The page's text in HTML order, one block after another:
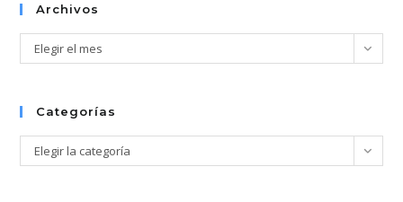
el
Archivos
Archivos
Elegir el mes
Categorías
Categorías
Elegir la categoría